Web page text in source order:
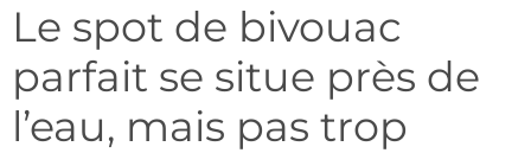
Le spot de bivouac
parfait se situe près de
l’eau, mais pas trop